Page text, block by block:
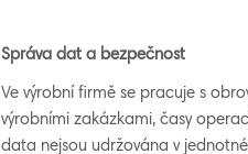
Správa dat a bezpečnost
Ve výrobní firmě se pracuje s
výrobními zakázkami, časy
data nejsou udržována v